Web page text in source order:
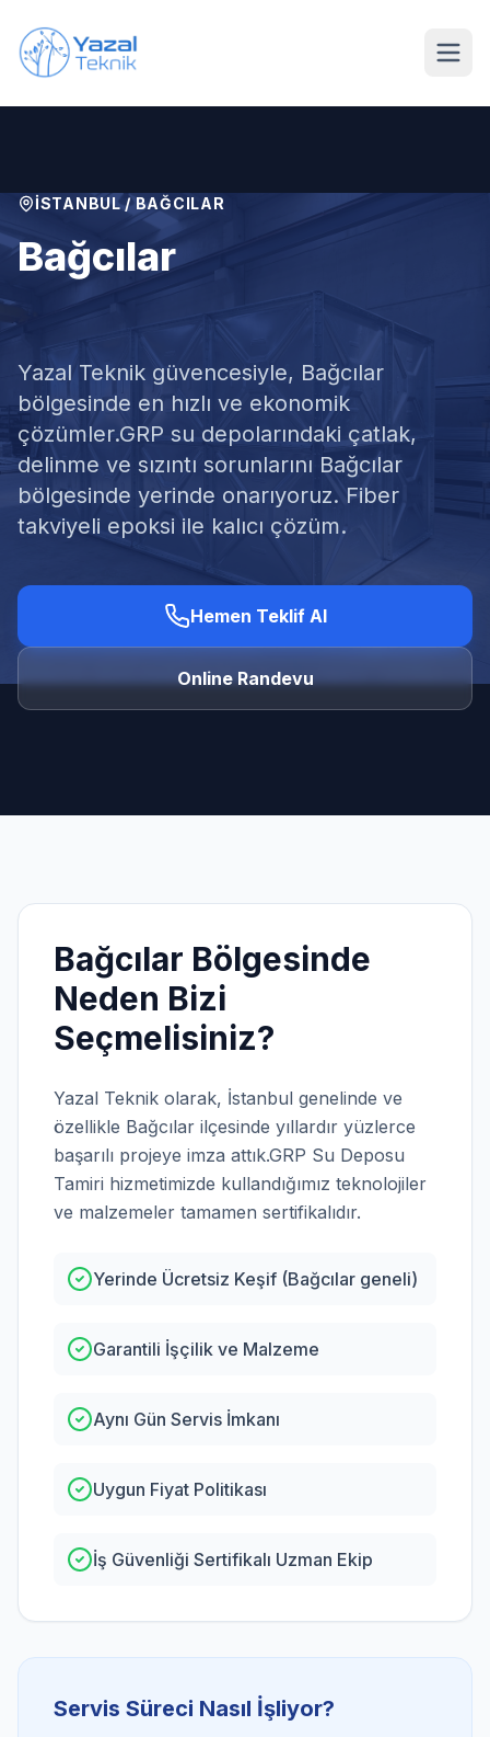
Ücretsiz Keşif Al
İSTANBUL/ BAĞCILAR
Bağcılar
GRP Su Deposu Tamiri
Yazal Teknik güvencesiyle, Bağcılar
bölgesinde en hızlı ve ekonomik
çözümler.GRP su depolarındaki çatlak,
delinme ve sızıntı sorunlarını Bağcılar
bölgesinde yerinde onarıyoruz. Fiber
takviyeli epoksi ile kalıcı çözüm.
Hemen Teklif Al
Online Randevu
Bağcılar Bölgesinde
Neden Bizi
Seçmelisiniz?
Yazal Teknik olarak, İstanbul genelinde ve
özellikle Bağcılar ilçesinde yıllardır yüzlerce
başarılı projeye imza attık.GRP Su Deposu
Tamiri hizmetimizde kullandığımız teknolojiler
ve malzemeler tamamen sertifikalıdır.
Yerinde Ücretsiz Keşif (Bağcılar geneli)
Garantili İşçilik ve Malzeme
Aynı Gün Servis İmkanı
Uygun Fiyat Politikası
İş Güvenliği Sertifikalı Uzman Ekip
Servis Süreci Nasıl İşliyor?